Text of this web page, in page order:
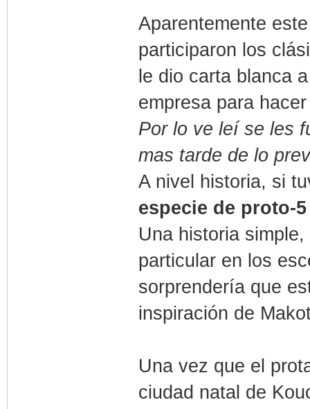
Aparentemente
participaron los
le dio carta blanca
empresa para
Por lo ve leí se les
mas tarde de lo
A nivel historia, si
especie de proto-
Una historia
particular en los
sorprendería que
inspiración de
Una vez que el
ciudad natal de